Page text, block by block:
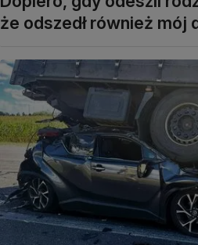
że odszedł również mój